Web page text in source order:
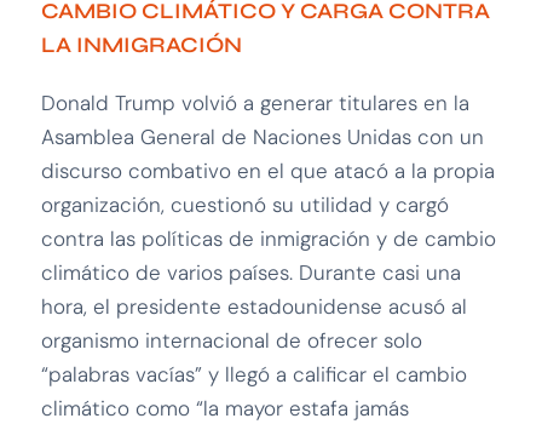
CAMBIO CLIMÁTICO Y CARGA CONTRA
LA INMIGRACIÓN
Donald Trump volvió a generar titulares en la
Asamblea General de Naciones Unidas con un
discurso combativo en el que atacó a la propia
organización, cuestionó su utilidad y cargó
contra las políticas de inmigración y de cambio
climático de varios países. Durante casi una
hora, el presidente estadounidense acusó al
organismo internacional de ofrecer solo
“palabras vacías” y llegó a calificar el cambio
climático como “la mayor estafa jamás